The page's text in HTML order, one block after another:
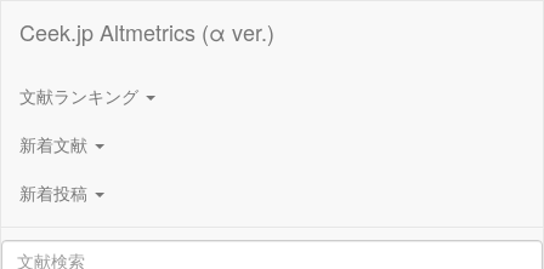
Ceek.jp Altmetrics (α ver.)
文献ランキング
新着文献
新着投稿